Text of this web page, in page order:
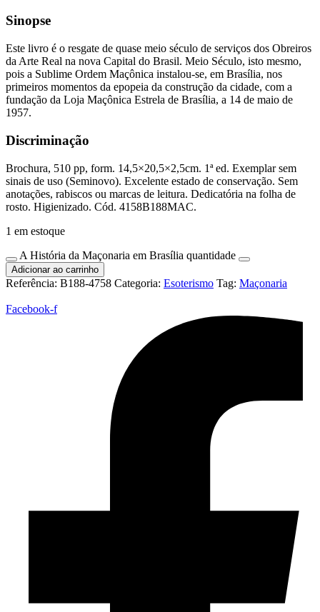
Sinopse
Este livro é o resgate de quase meio século de serviços dos Obreiros
da Arte Real na nova Capital do Brasil. Meio Século, isto mesmo,
pois a Sublime Ordem Maçônica instalou-se, em Brasília, nos
primeiros momentos da epopeia da construção da cidade, com a
fundação da Loja Maçônica Estrela de Brasília, a 14 de maio de
1957.
Discriminação
Brochura, 510 pp, form. 14,5×20,5×2,5cm. 1ª ed. Exemplar sem
sinais de uso (Seminovo). Excelente estado de conservação. Sem
anotações, rabiscos ou marcas de leitura. Dedicatória na folha de
rosto. Higienizado. Cód. 4158B188MAC.
1 em estoque
A História da Maçonaria em Brasília quantidade
Adicionar ao carrinho
Referência: B188-4758 Categoria: Esoterismo Tag: Maçonaria
Facebook-f